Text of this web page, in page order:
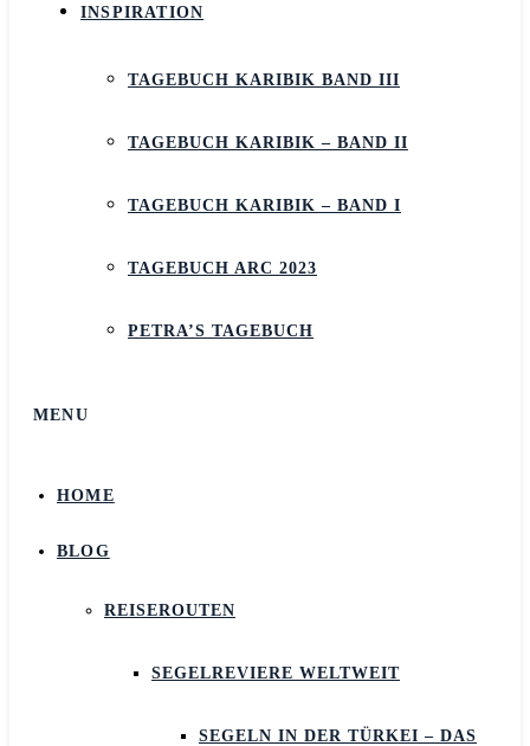
INSPIRATION
TAGEBUCH KARIBIK BAND III
TAGEBUCH KARIBIK – BAND II
TAGEBUCH KARIBIK – BAND I
TAGEBUCH ARC 2023
PETRA’S TAGEBUCH
MENU
HOME
BLOG
REISEROUTEN
SEGELREVIERE WELTWEIT
SEGELN IN DER TÜRKEI – DAS